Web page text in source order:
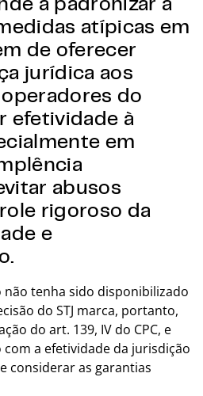
atípicas em
de oferecer
jurídica aos
do
efetividade à
em
abusos
rigoroso da
e
não tenha sido disponibilizado
do STJ marca, portanto,
do art. 139, IV do CPC, e
a efetividade da jurisdição
considerar as garantias